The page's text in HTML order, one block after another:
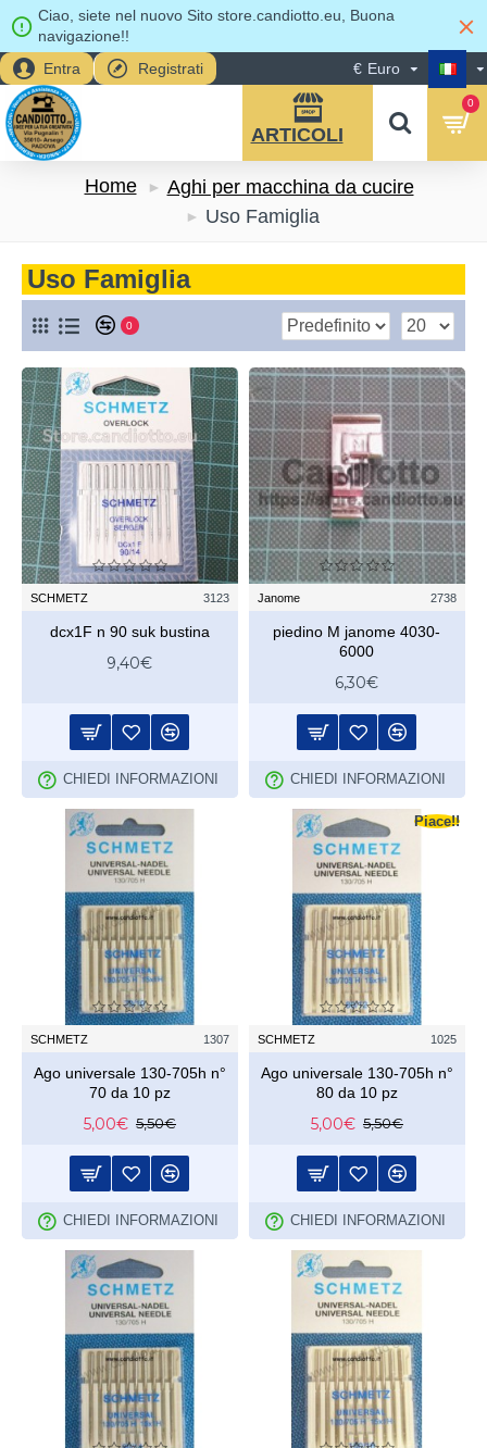
Ciao, siete nel nuovo Sito store.candiotto.eu, Buona
navigazione!!
Entra
Registrati € Euro
0
Home
Aghi per macchina da cucire
Uso Famiglia
Uso Famiglia
0
SCHMETZ 3123
dcx1F n 90 suk bustina
9,40€
CHIEDI INFORMAZIONI
Janome 2738
piedino M janome 4030-
6000
6,30€
CHIEDI INFORMAZIONI
SCHMETZ 1307
Ago universale 130-705h n°
70 da 10 pz
5,00€ 5,50€
CHIEDI INFORMAZIONI
Piace!!
SCHMETZ 1025
Ago universale 130-705h n°
80 da 10 pz
5,00€ 5,50€
CHIEDI INFORMAZIONI